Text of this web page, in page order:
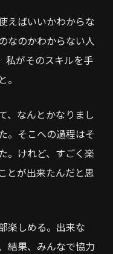
えばいいかわからな
なのかわからない人
私がそのスキルを手
、なんとかなりまし
。そこへの過程はそ
。けれど、すごく楽
とが出来たんだと思
楽しめる。出来な
結果、みんなで協力